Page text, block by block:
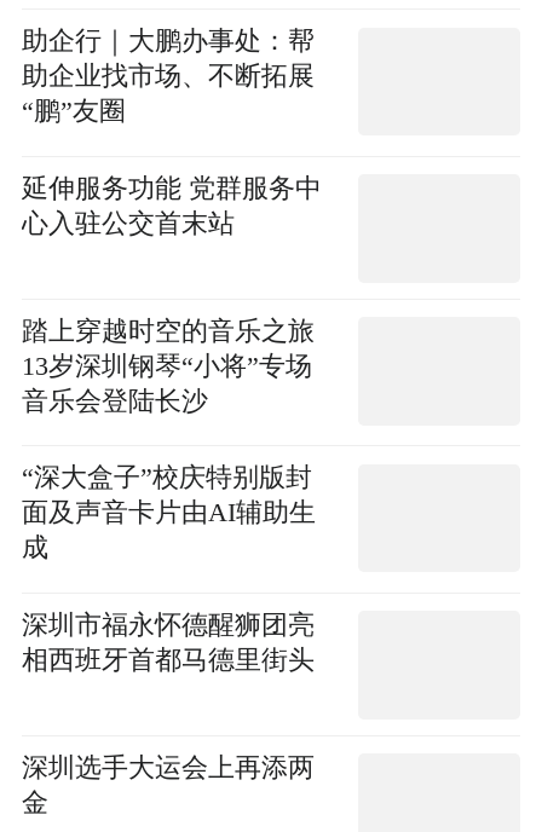
助企行｜大鹏办事处：帮
助企业找市场、不断拓展
“鹏”友圈
延伸服务功能 党群服务中
心入驻公交首末站
踏上穿越时空的音乐之旅
13岁深圳钢琴“小将”专场
音乐会登陆长沙
“深大盒子”校庆特别版封
面及声音卡片由AI辅助生
成
深圳市福永怀德醒狮团亮
相西班牙首都马德里街头
深圳选手大运会上再添两
金